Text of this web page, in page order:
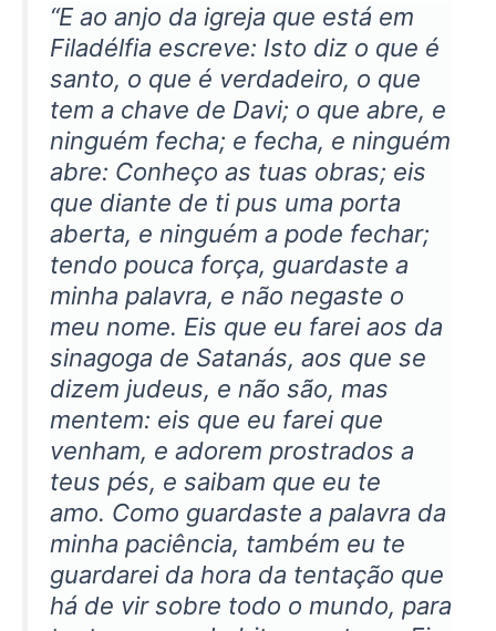
“E ao anjo da igreja que está em
Filadélfia escreve: Isto diz o que é
santo, o que é verdadeiro, o que
tem a chave de Davi; o que abre, e
ninguém fecha; e fecha, e ninguém
abre: Conheço as tuas obras; eis
que diante de ti pus uma porta
aberta, e ninguém a pode fechar;
tendo pouca força, guardaste a
minha palavra, e não negaste o
meu nome. Eis que eu farei aos da
sinagoga de Satanás, aos que se
dizem judeus, e não são, mas
mentem: eis que eu farei que
venham, e adorem prostrados a
teus pés, e saibam que eu te
amo. Como guardaste a palavra da
minha paciência, também eu te
guardarei da hora da tentação que
há de vir sobre todo o mundo, para